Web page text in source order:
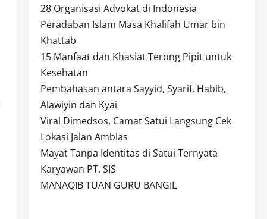
28 Organisasi Advokat di Indonesia
Peradaban Islam Masa Khalifah Umar bin
Khattab
15 Manfaat dan Khasiat Terong Pipit untuk
Kesehatan
Pembahasan antara Sayyid, Syarif, Habib,
Alawiyin dan Kyai
Viral Dimedsos, Camat Satui Langsung Cek
Lokasi Jalan Amblas
Mayat Tanpa Identitas di Satui Ternyata
Karyawan PT. SIS
MANAQIB TUAN GURU BANGIL